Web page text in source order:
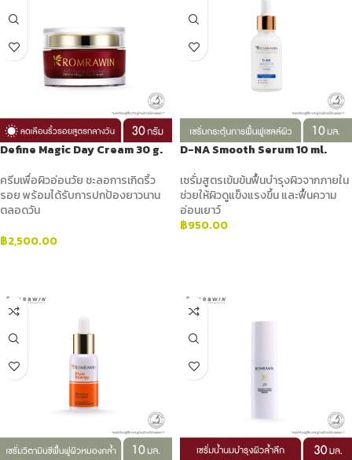
Define Magic Day Cream 30 g.
ครีมเพื่อผิวอ่อนวัย ชะลอการเกิดริ้ว
รอย พร้อมได้รับการปกป้องยาวนาน
ตลอดวัน
฿2,500.00
D-NA Smooth Serum 10 ml.
เซรั่มสูตรเข้มข้นฟื้นบำรุงผิวจากภายใน
ช่วยให้ผิวดูแข็งแรงขึ้น และฟื้นความ
อ่อนเยาว์
฿950.00